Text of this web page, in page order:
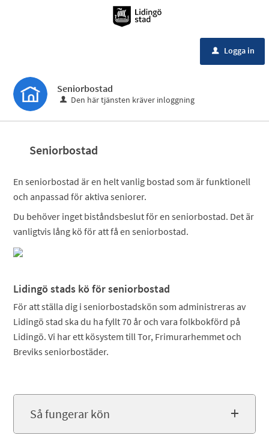
u Logga in
Seniorbostad
Den här tjänsten kräver inloggning
Seniorbostad
En seniorbostad är en helt vanlig bostad som är funktionell
och anpassad för aktiva seniorer.
Du behöver inget biståndsbeslut för en seniorbostad. Det är
vanligtvis lång kö för att få en seniorbostad.
Lidingö stads kö för seniorbostad
För att ställa dig i seniorbostadskön som administreras av
Lidingö stad ska du ha fyllt 70 år och vara folkbokförd på
Lidingö. Vi har ett kösystem till Tor, Frimurarhemmet och
Breviks seniorbostäder.
Så fungerar kön